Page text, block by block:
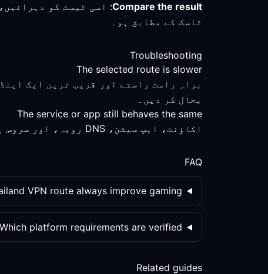
Compare the result: اسی ٹیسٹ کو
ٹاسک کے مطابق ہو۔
Troubleshooting
The selected route is slower
براہِ راست راستے اور قریب ترین ایک
بحال کر دیں۔
The service or app still behaves the same
اکاؤنٹ، ایپ سیشن، DNS رویہ، اور سروس پالیسی کو الگ الگ چیک کریں؛ روٹ کی تبدیلی واحد متغیر نہیں ہے۔
FAQ
VPN route always improve gaming?
Which platform requirements are verified?
Related guides